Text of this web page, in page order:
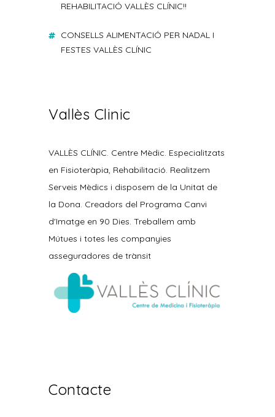
REHABILITACIÓ VALLÈS CLÍNIC!!
CONSELLS ALIMENTACIÓ PER NADAL I
FESTES VALLÈS CLÍNIC
Vallès Clinic
VALLÈS CLÍNIC. Centre Mèdic. Especialitzats
en Fisioteràpia, Rehabilitació. Realitzem
Serveis Mèdics i disposem de la Unitat de
la Dona. Creadors del Programa Canvi
d'Imatge en 90 Dies. Treballem amb
Mútues i totes les companyies
asseguradores de trànsit
Contacte